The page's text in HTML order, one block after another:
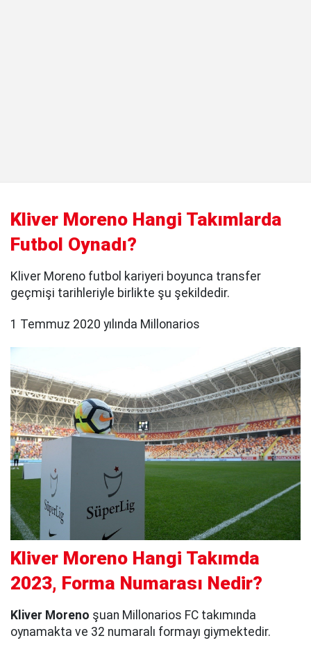
Kliver Moreno Hangi Takımlarda
Futbol Oynadı?
Kliver Moreno futbol kariyeri boyunca transfer
geçmişi tarihleriyle birlikte şu şekildedir.
1 Temmuz 2020 yılında Millonarios
Kliver Moreno Hangi Takımda
2023, Forma Numarası Nedir?
Kliver Moreno şuan Millonarios FC takımında
oynamakta ve 32 numaralı formayı giymektedir.